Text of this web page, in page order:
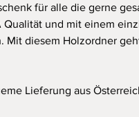
für alle die gerne
Qualität und mit einem
Mit diesem Holzordner
Lieferung aus